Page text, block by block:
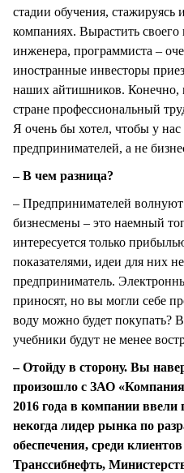
стадии обучения, стажируясь
компаниях. Вырастить своего
инженера, программиста –
иностранные инвесторы
наших айтишников. Конечно,
стране профессиональный
Я очень бы хотел, чтобы у
предпринимателей, а не
– В чем разница?
– Предпринимателей волнуют
бизнесмены – это наемный
интересуется только
показателями, идеи для них
предприниматель.
приносят, но вы могли себе
воду можно будет покупать?
учебники будут не менее
– Отойду в сторону. Вы
произошло с ЗАО
2016 года в компании ввели
некогда лидер рынка по
обеспечения, среди
Транссибнефть,